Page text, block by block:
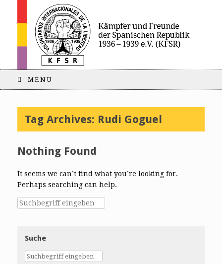
MENU
Tag Archives: Rudi Goguel
Nothing Found
It seems we can’t find what you’re looking for.
Perhaps searching can help.
Suche